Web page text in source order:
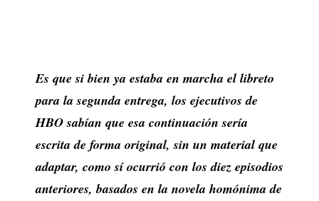
Es que si bien ya estaba en marcha el libreto
para la segunda entrega, los ejecutivos de
HBO sabían que esa continuación sería
escrita de forma original, sin un material que
adaptar, como sí ocurrió con los diez episodios
anteriores, basados en la novela homónima de